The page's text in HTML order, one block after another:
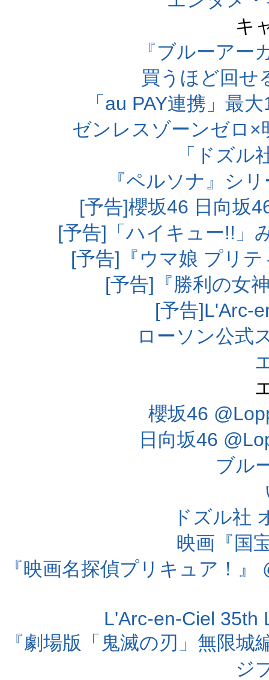
キ
『ブルーアー
買うほど回せ
「au PAY連携」最
ゼンレスゾーンゼロ
「ドズル
『ペルソナ』シ
[予告]櫻坂46 日向坂
[予告]「ハイキュー!!」
[予告]『ウマ娘 プリ
[予告]『勝利の女
[予告]L'Arc-
ローソン公式
櫻坂46
日向坂46
ブル
ドズル社
映画『国
『映画名探偵プリキュア！
L'Arc-en-Ciel 35th
『劇場版「鬼滅の刃」無限
ジ